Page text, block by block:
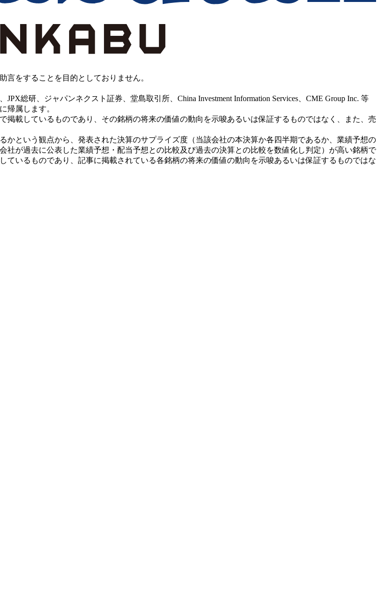
言をすることを目的としておりません。
総研、ジャパンネクスト証券、堂島取引所、China Investment Information Services、CME Group Inc. 等
帰属します。
載しているものであり、その銘柄の将来の価値の動向を示唆あるいは保証するものではなく、また、売
という観点から、発表された決算のサプライズ度（当該会社の本決算か各四半期であるか、業績予想の
が過去に公表した業績予想・配当予想との比較及び過去の決算との比較を数値化し判定）が高い銘柄で
いるものであり、記事に掲載されている各銘柄の将来の価値の動向を示唆あるいは保証するものではな